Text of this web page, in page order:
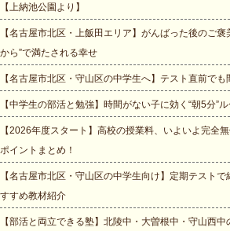
【上納池公園より】
【名古屋市北区・上飯田エリア】がんばった後のご
から”で満たされる幸せ
【名古屋市北区・守山区の中学生へ】テスト直前でも
【中学生の部活と勉強】時間がない子に効く“朝5分”
【2026年度スタート】高校の授業料、いよいよ完全
ポイントまとめ！
【名古屋市北区・守山区の中学生向け】定期テスト
すすめ教材紹介
【部活と両立できる塾】北陵中・大曽根中・守山西中